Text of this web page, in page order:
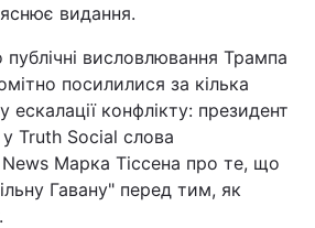
видання.
висловлювання Трампа
посилилися за кілька
ескалації конфлікту: президент
Truth Social слова
Марка Тіссена про те, що
Гавану" перед тим, як